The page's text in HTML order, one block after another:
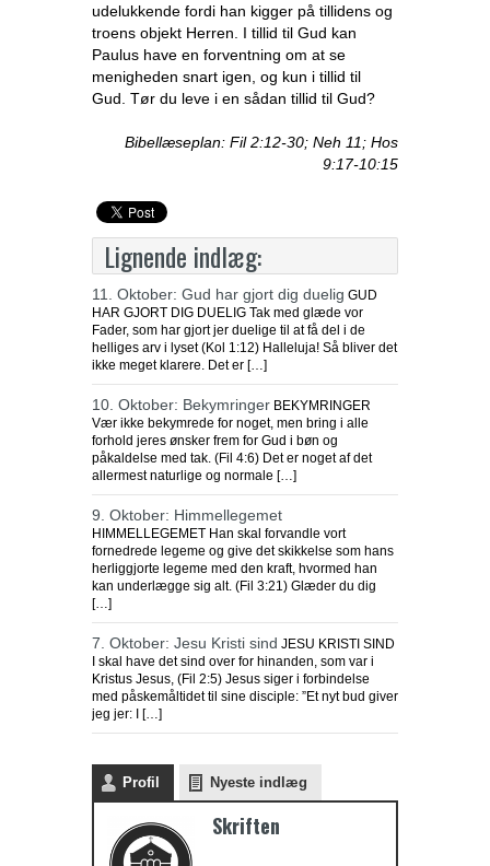
udelukkende fordi han kigger på tillidens og
troens objekt Herren. I tillid til Gud kan
Paulus have en forventning om at se
menigheden snart igen, og kun i tillid til
Gud. Tør du leve i en sådan tillid til Gud?
Bibellæseplan: Fil 2:12-30; Neh 11; Hos
9:17-10:15
Lignende indlæg:
11. Oktober: Gud har gjort dig duelig GUD
HAR GJORT DIG DUELIG Tak med glæde vor
Fader, som har gjort jer duelige til at få del i de
helliges arv i lyset (Kol 1:12) Halleluja! Så bliver det
ikke meget klarere. Det er […]
10. Oktober: Bekymringer BEKYMRINGER
Vær ikke bekymrede for noget, men bring i alle
forhold jeres ønsker frem for Gud i bøn og
påkaldelse med tak. (Fil 4:6) Det er noget af det
allermest naturlige og normale […]
9. Oktober: Himmellegemet
HIMMELLEGEMET Han skal forvandle vort
fornedrede legeme og give det skikkelse som hans
herliggjorte legeme med den kraft, hvormed han
kan underlægge sig alt. (Fil 3:21) Glæder du dig
[…]
7. Oktober: Jesu Kristi sind JESU KRISTI SIND
I skal have det sind over for hinanden, som var i
Kristus Jesus, (Fil 2:5) Jesus siger i forbindelse
med påskemåltidet til sine disciple: ”Et nyt bud giver
jeg jer: I […]
Profil Nyeste indlæg
Skriften